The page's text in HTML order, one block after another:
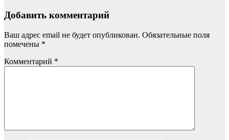
Добавить комментарий
Ваш адрес email не будет опубликован. Обязательные поля
помечены *
Комментарий *